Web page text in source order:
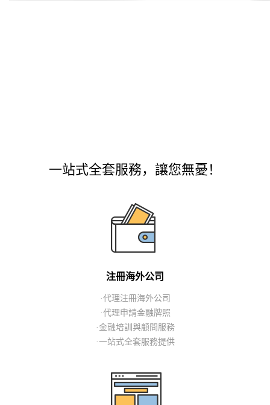
一站式全套服務，讓您無憂！
注冊海外公司
·代理注冊海外公司
·代理申請金融牌照
·金融培訓與顧問服務
·一站式全套服務提供